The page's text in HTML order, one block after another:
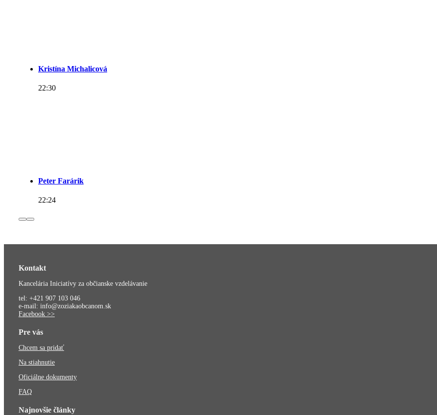
Kristína Michalicová
22:30
Peter Farárik
22:24
Kontakt
Kancelária Iniciatívy za občianske vzdelávanie
tel: +421 907 103 046
e-mail: info@zoziakaobcanom.sk
Facebook >>
Pre vás
Chcem sa pridať
Na stiahnutie
Oficiálne dokumenty
FAQ
Najnovšie články